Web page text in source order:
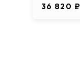
36 820 ₽